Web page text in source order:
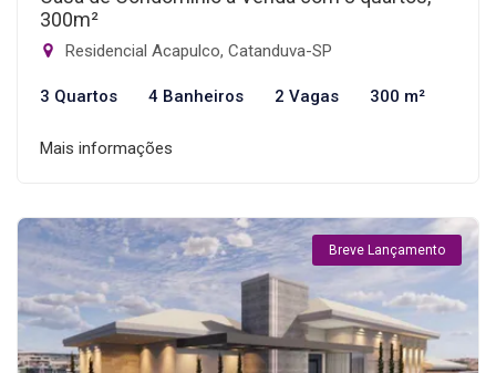
300m²
Residencial Acapulco, Catanduva-SP
3 Quartos 4 Banheiros 2 Vagas 300 m²
Mais informações
Breve Lançamento